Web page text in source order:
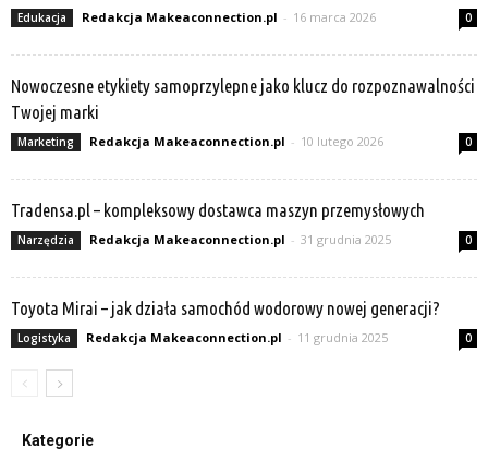
Edukacja Redakcja Makeaconnection.pl - 16 marca 2026 0
Nowoczesne etykiety samoprzylepne jako klucz do rozpoznawalności
Twojej marki
Marketing Redakcja Makeaconnection.pl - 10 lutego 2026 0
Tradensa.pl – kompleksowy dostawca maszyn przemysłowych
Narzędzia Redakcja Makeaconnection.pl - 31 grudnia 2025 0
Toyota Mirai – jak działa samochód wodorowy nowej generacji?
Logistyka Redakcja Makeaconnection.pl - 11 grudnia 2025 0
Kategorie